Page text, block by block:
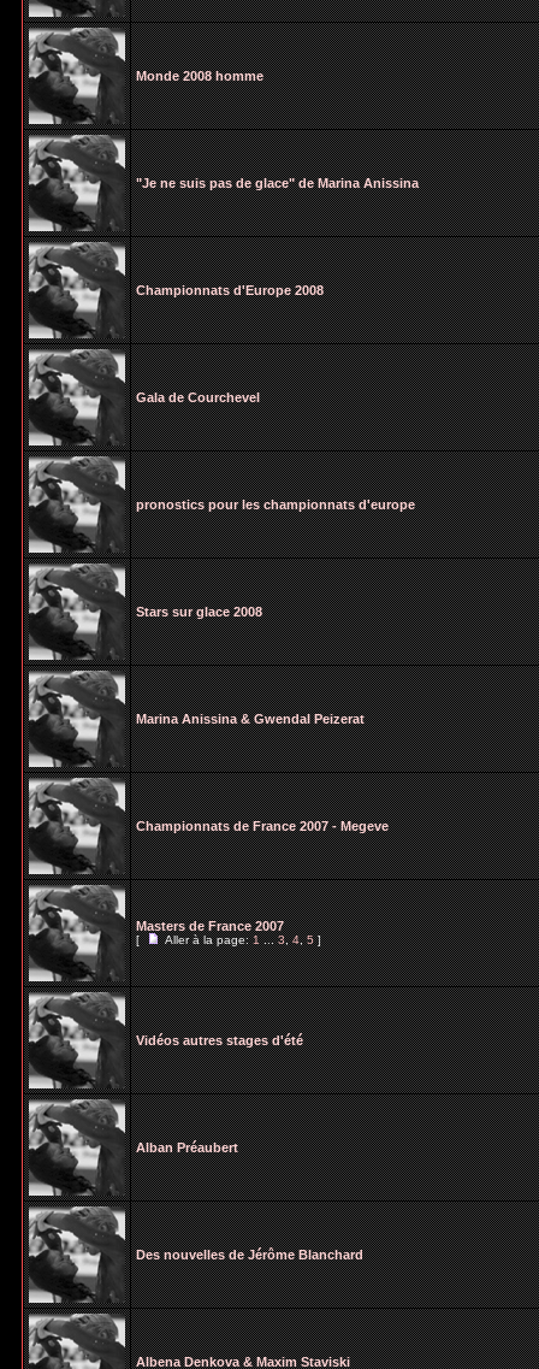
Monde 2008 homme
"Je ne suis pas de glace" de Marina Anissina
Championnats d'Europe 2008
Gala de Courchevel
pronostics pour les championnats d'europe
Stars sur glace 2008
Marina Anissina & Gwendal Peizerat
Championnats de France 2007 - Megeve
Masters de France 2007
[ Aller à la page:1...3,4,5]
Vidéos autres stages d'été
Alban Préaubert
Des nouvelles de Jérôme Blanchard
Albena Denkova & Maxim Staviski